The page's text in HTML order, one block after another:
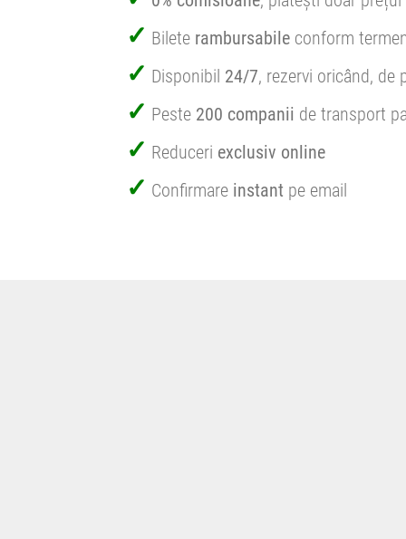
Bilete rambursabile conform
Disponibil 24/7, rezervi oricând, de
Peste 200 companii de transport
Reduceri exclusiv online
Confirmare instant pe email